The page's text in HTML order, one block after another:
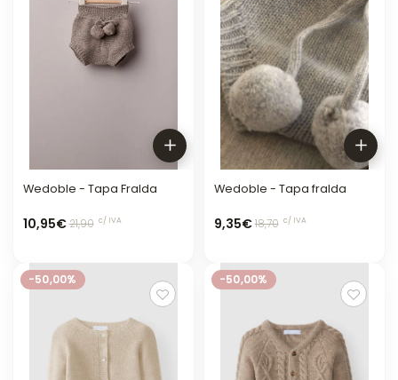
Wedoble - Tapa Fralda
10,95€21,90 c/ IVA
Wedoble - Tapa fralda
9,35€18,70 c/ IVA
-50,00% -50,00%